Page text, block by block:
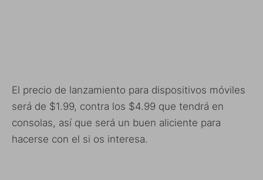
El precio de lanzamiento para dispositivos móviles
será de $1.99, contra los $4.99 que tendrá en
consolas, así que será un buen aliciente para
hacerse con el si os interesa.